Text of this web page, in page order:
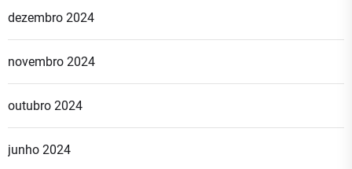
dezembro 2024
novembro 2024
outubro 2024
junho 2024